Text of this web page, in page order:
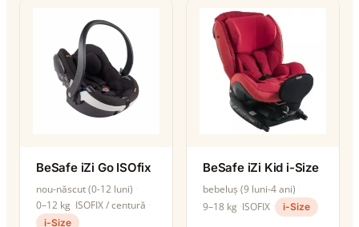
BeSafe iZi Go ISOfix
nou-născut (0-12 luni)
0–12 kg ISOFIX / centură
i-Size
BeSafe iZi Kid i-Size
bebeluș (9 luni-4 ani)
9–18 kg ISOFIX i-Size